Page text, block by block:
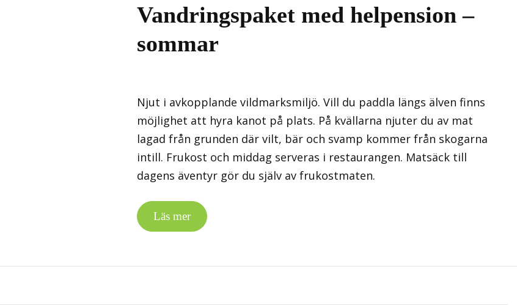
Vandringspaket med helpension –
sommar
Njut i avkopplande vildmarksmiljö. Vill du paddla längs älven finns
möjlighet att hyra kanot på plats. På kvällarna njuter du av mat
lagad från grunden där vilt, bär och svamp kommer från skogarna
intill. Frukost och middag serveras i restaurangen. Matsäck till
dagens äventyr gör du själv av frukostmaten.
Läs mer